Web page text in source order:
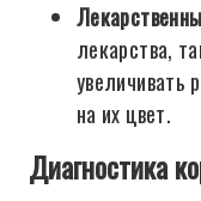
лекарства,
увеличивать
на их цвет.
Диагностика